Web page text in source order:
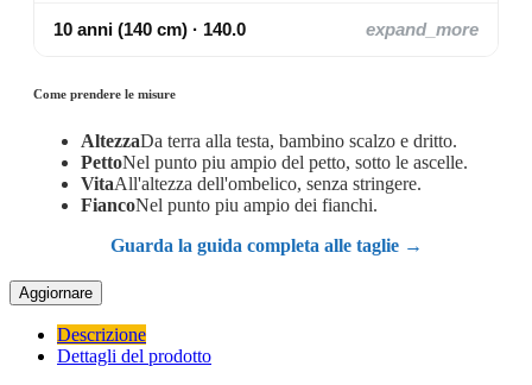
10 anni (140 cm) · 140.0 expand_more
Come prendere le misure
AltezzaDa terra alla testa, bambino scalzo e dritto.
PettoNel punto piu ampio del petto, sotto le ascelle.
VitaAll'altezza dell'ombelico, senza stringere.
FiancoNel punto piu ampio dei fianchi.
Guarda la guida completa alle taglie →
Descrizione
Dettagli del prodotto